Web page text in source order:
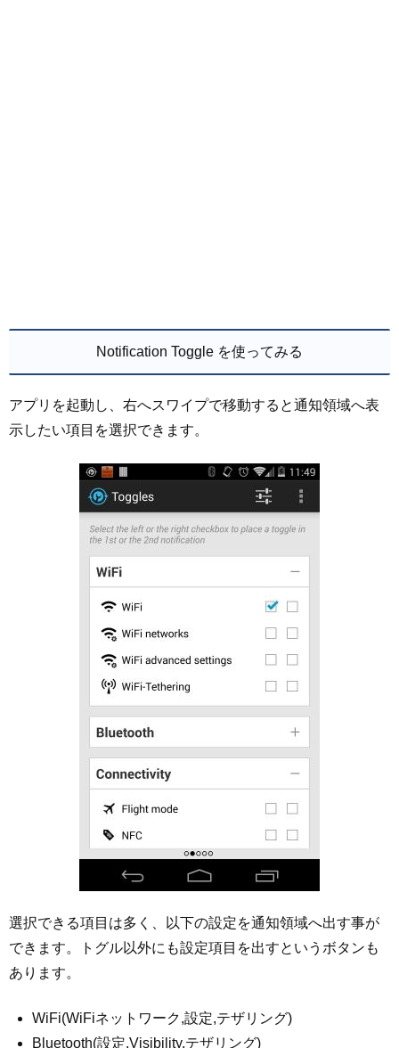
Notification Toggle を使ってみる
アプリを起動し、右へスワイプで移動すると通知領域へ表
示したい項目を選択できます。
選択できる項目は多く、以下の設定を通知領域へ出す事が
できます。トグル以外にも設定項目を出すというボタンも
あります。
WiFi(WiFiネットワーク,設定,テザリング)
Bluetooth(設定,Visibility,テザリング)